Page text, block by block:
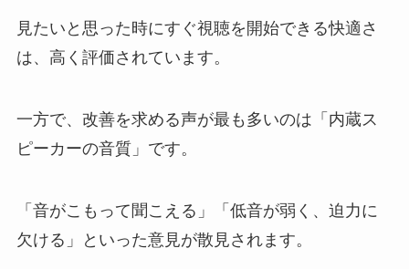
見たいと思った時にすぐ視聴を開始できる快適さ
は、高く評価されています。
一方で、改善を求める声が最も多いのは「内蔵ス
ピーカーの音質」です。
「音がこもって聞こえる」「低音が弱く、迫力に
欠ける」といった意見が散見されます。